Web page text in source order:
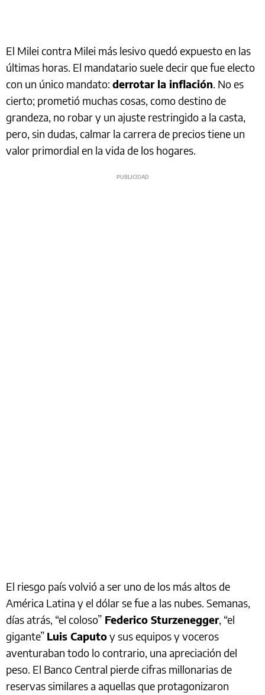
El Milei contra Milei más lesivo quedó expuesto en las
últimas horas. El mandatario suele decir que fue electo
con un único mandato: derrotar la inflación. No es
cierto; prometió muchas cosas, como destino de
grandeza, no robar y un ajuste restringido a la casta,
pero, sin dudas, calmar la carrera de precios tiene un
valor primordial en la vida de los hogares.
El riesgo país volvió a ser uno de los más altos de
América Latina y el dólar se fue a las nubes. Semanas,
días atrás, “el coloso” Federico Sturzenegger, “el
gigante” Luis Caputoy sus equipos y voceros
aventuraban todo lo contrario, una apreciación del
peso. El Banco Central pierde cifras millonarias de
reservas similares a aquellas que protagonizaron